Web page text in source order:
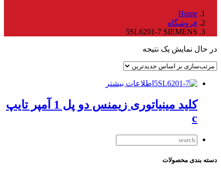
Home
فروشگاه
5SL6201-7 SIEMENS
در حال نمایش یک نتیجه
اطلاعات بیشتر
کلید مینیاتوری زیمنس دو پل 1 آمپر تایپ
c
دسته بندی محصولات